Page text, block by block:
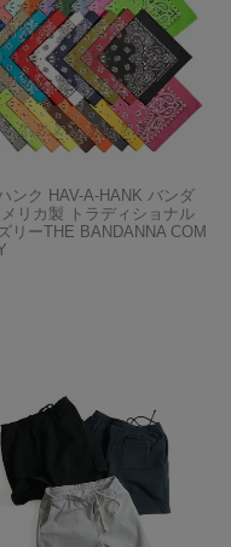
ンク HAV-A-HANK バンダ
リカ製 トラディショナル
リーTHE BANDANNA COM